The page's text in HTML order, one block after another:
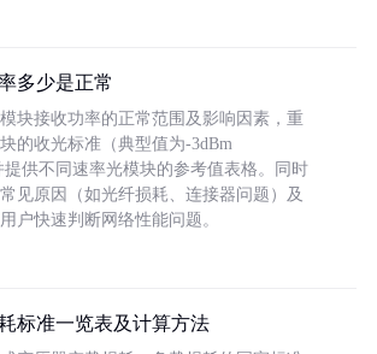
多少是正常
块接收功率的正常范围及影响因素，重
的收光标准（典型值为-3dBm
提供不同速率光模块的参考值表格。同时
见原因（如光纤损耗、连接器问题）及
户快速判断网络性能问题。
标准一览表及计算方法